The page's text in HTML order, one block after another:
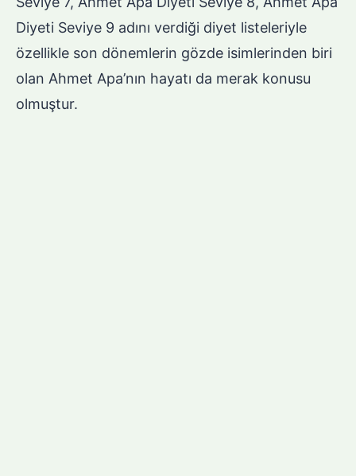
Diyeti Seviye 9 adını verdiği diyet listeleriyle
özellikle son dönemlerin gözde isimlerinden biri
olan Ahmet Apa’nın hayatı da merak konusu
olmuştur.